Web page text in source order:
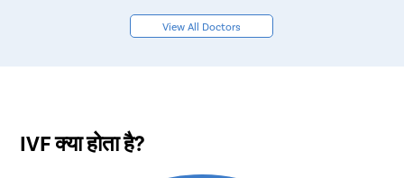
View All Doctors
IVF क्या होता है?